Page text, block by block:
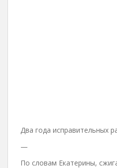
Два года исправительных
—
По словам Екатерины,